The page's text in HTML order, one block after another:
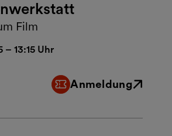
Film
– 13:15 Uhr
Anmeldung
Externer Link